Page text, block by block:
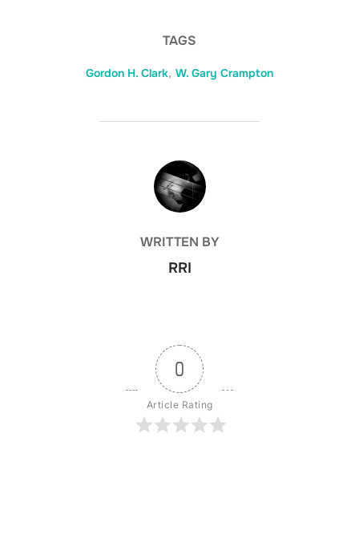
TAGS
Gordon H. Clark, W. Gary Crampton
POST AUTHOR
WRITTEN BY
RRI
0
Article Rating